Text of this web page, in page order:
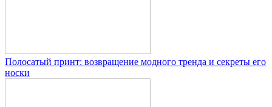
Полосатый принт: возвращение модного тренда и секреты его
носки